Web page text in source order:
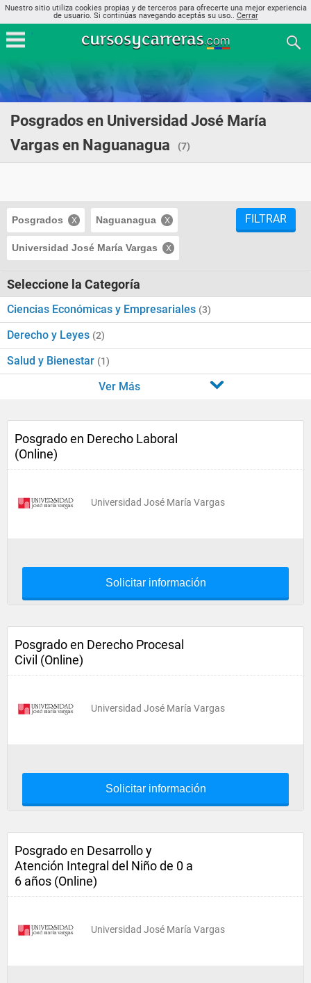
Nuestro sitio utiliza cookies propias y de terceros para ofrecerte una mejor experiencia
de usuario. Si continúas navegando aceptás su uso.. Cerrar
Posgrados en Universidad José María
Vargas en Naguanagua
(7)
Posgrados Naguanagua
Universidad José María Vargas
FILTRAR
Seleccione la Categoría
Ciencias Económicas y Empresariales (3)
Derecho y Leyes (2)
Salud y Bienestar (1)
Ver Más
Posgrado en Derecho Laboral
(Online)
Universidad José María Vargas
Solicitar información
Posgrado en Derecho Procesal
Civil (Online)
Universidad José María Vargas
Solicitar información
Posgrado en Desarrollo y
Atención Integral del Niño de 0 a
6 años (Online)
Universidad José María Vargas